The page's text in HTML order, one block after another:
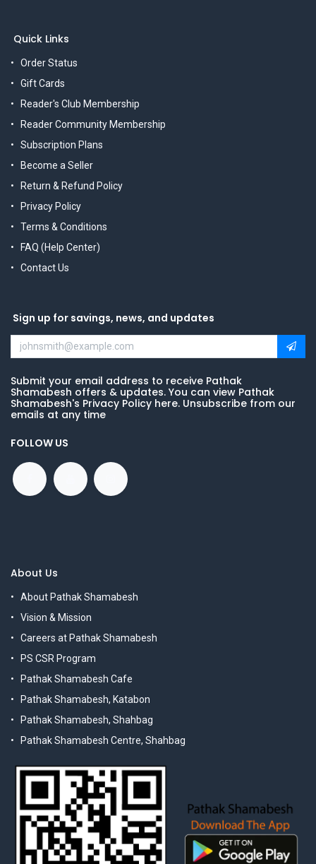
Quick Links
Order Status
Gift Cards
Reader's Club Membership
Reader Community Membership
Subscription Plans
Become a Seller
Return & Refund Policy
Privacy Policy
Terms & Conditions
FAQ (Help Center)
Contact Us
Sign up for savings, news, and updates
Submit your email address to receive Pathak
Shamabesh offers & updates. You can view Pathak
Shamabesh's Privacy Policy here. Unsubscribe from our
emails at any time
FOLLOW US
About Us
About Pathak Shamabesh
Vision & Mission
Careers at Pathak Shamabesh
PS CSR Program
Pathak Shamabesh Cafe
Pathak Shamabesh, Katabon
Pathak Shamabesh, Shahbag
Pathak Shamabesh Centre, Shahbag